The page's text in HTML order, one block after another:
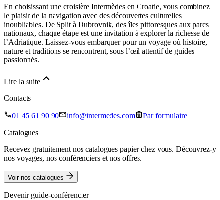
En choisissant une croisière Intermèdes en Croatie, vous combinez
le plaisir de la navigation avec des découvertes culturelles
inoubliables. De Split à Dubrovnik, des îles pittoresques aux parcs
nationaux, chaque étape est une invitation à explorer la richesse de
l’Adriatique. Laissez-vous embarquer pour un voyage où histoire,
nature et traditions se rencontrent, sous l’œil attentif de guides
passionnés.
Lire la suite
Contacts
01 45 61 90 90 info@intermedes.com
Par formulaire
Catalogues
Recevez gratuitement nos catalogues papier chez vous. Découvrez-y
nos voyages, nos conférenciers et nos offres.
Voir nos catalogues
Devenir guide-conférencier